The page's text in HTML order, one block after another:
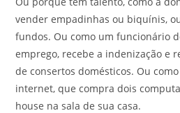
vender empadinhas ou biquínis,
fundos. Ou como um funcionário
emprego, recebe a indenização e
de consertos domésticos. Ou
internet, que compra dois
house na sala de sua casa.